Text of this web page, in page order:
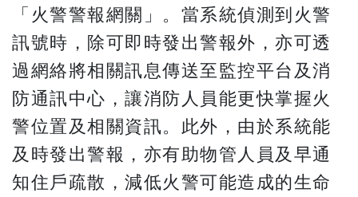
「火警警報網關」。當系統偵測到火警
訊號時，除可即時發出警報外，亦可透
過網絡將相關訊息傳送至監控平台及消
防通訊中心，讓消防人員能更快掌握火
警位置及相關資訊。此外，由於系統能
及時發出警報，亦有助物管人員及早通
知住戶疏散，減低火警可能造成的生命